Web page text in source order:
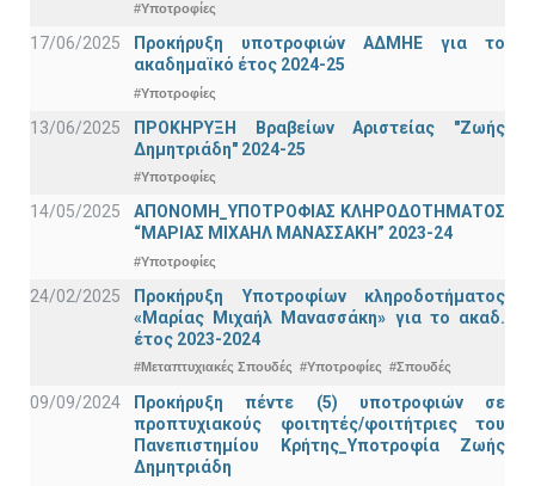
#Υποτροφίες
17/06/2025
Προκήρυξη υποτροφιών ΑΔΜΗΕ για το
ακαδημαϊκό έτος 2024-25
#Υποτροφίες
13/06/2025
ΠΡΟΚΗΡΥΞΗ Βραβείων Αριστείας "Ζωής
Δημητριάδη" 2024-25
#Υποτροφίες
14/05/2025
ΑΠΟΝΟΜΗ_ΥΠΟΤΡΟΦΙΑΣ ΚΛΗΡΟΔΟΤΗΜΑΤΟΣ
“ΜΑΡΙΑΣ ΜΙΧΑΗΛ ΜΑΝΑΣΣΑΚΗ” 2023-24
#Υποτροφίες
24/02/2025
Προκήρυξη Υποτροφίων κληροδοτήματος
«Μαρίας Μιχαήλ Μανασσάκη» για το ακαδ.
έτος 2023-2024
#Μεταπτυχιακές Σπουδές #Υποτροφίες #Σπουδές
09/09/2024
Προκήρυξη πέντε (5) υποτροφιών σε
προπτυχιακούς φοιτητές/φοιτήτριες του
Πανεπιστημίου Κρήτης_Υποτροφία Ζωής
Δημητριάδη